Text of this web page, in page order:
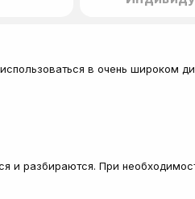
в очень широком
и разбираются. При